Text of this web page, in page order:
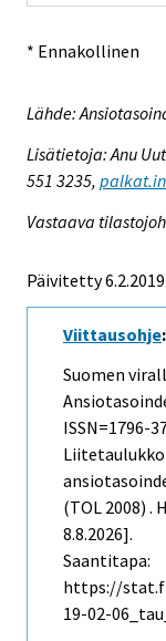
* Ennakollinen
Lähde:
Lisätietoja: Anu
551 3235,
Vastaava
Päivitetty 6.2.2019
Viittausohje:
Suomen
ISSN=1796-
Liitetaulukko
(TOL 2008) .
8.8.2026].
Saantitapa:
https://
19-02-